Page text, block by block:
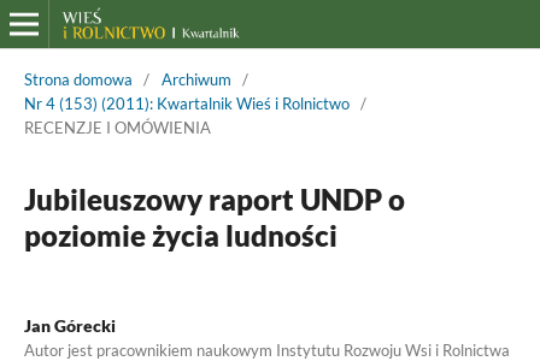
Strona domowa / Archiwum
/
Nr 4 (153) (2011): Kwartalnik Wieś i Rolnictwo /
RECENZJE I OMÓWIENIA
Jubileuszowy raport UNDP o
poziomie życia ludności
Jan Górecki
Autor jest pracownikiem naukowym Instytutu Rozwoju Wsi i Rolnictwa